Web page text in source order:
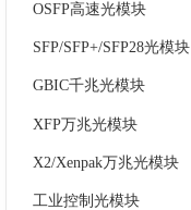
OSFP高速光模块
SFP/SFP+/SFP28光模块
GBIC千兆光模块
XFP万兆光模块
X2/Xenpak万兆光模块
工业控制光模块